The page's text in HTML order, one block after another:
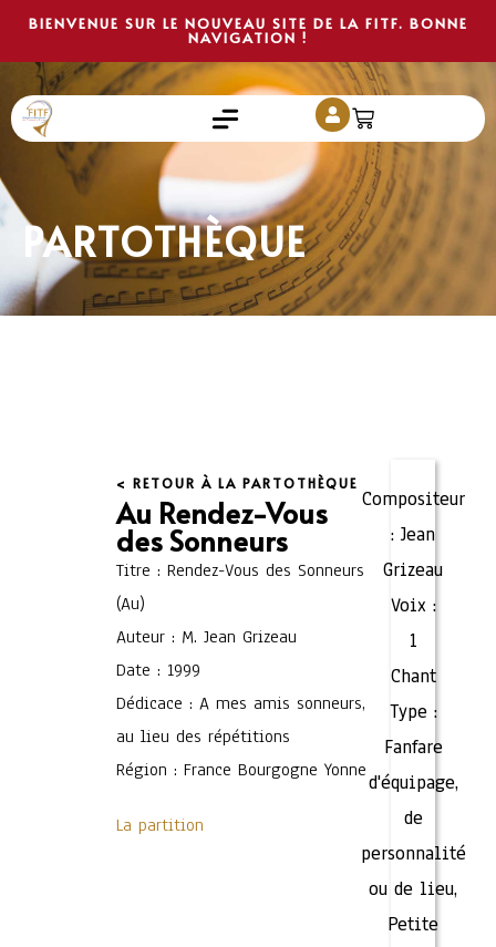
BIENVENUE SUR LE NOUVEAU SITE DE LA FITF. BONNE
NAVIGATION !
PARTOTHÈQUE
< RETOUR À LA PARTOTHÈQUE
Au Rendez-Vous
des Sonneurs
Titre : Rendez-Vous des Sonneurs
(Au)
Auteur : M. Jean Grizeau
Date : 1999
Dédicace : A mes amis sonneurs,
au lieu des répétitions
Région : France Bourgogne Yonne
La partition
Compositeur
: Jean
Grizeau
Voix :
1
Chant
Type :
Fanfare
d'équipage,
de
personnalité
ou de lieu,
Petite